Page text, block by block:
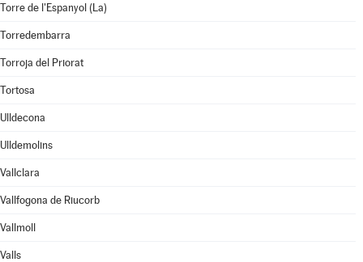
Torre de l'Espanyol (La)
Torredembarra
Torroja del Priorat
Tortosa
Ulldecona
Ulldemolins
Vallclara
Vallfogona de Riucorb
Vallmoll
Valls